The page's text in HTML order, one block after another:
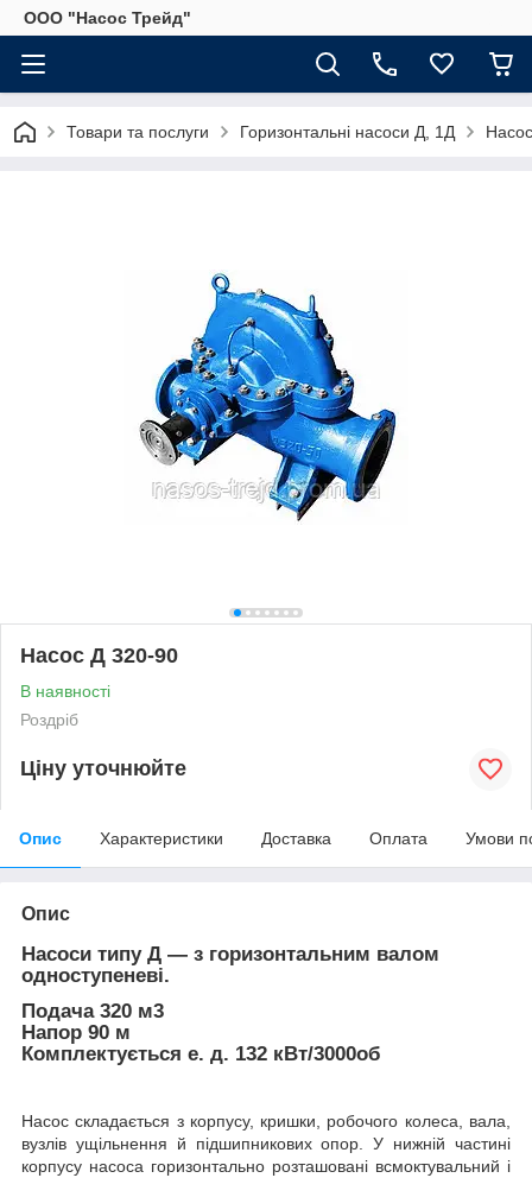
ООО "Насос Трейд"
Товари та послуги Горизонтальні насоси Д, 1Д
Насос Д 320-90
В наявності
Роздріб
Ціну уточнюйте
Опис Характеристики Доставка Оплата Умови
Опис
Насоси типу Д — з горизонтальним валом
одноступеневі.
Подача 320 м3
Напор 90 м
Комплектується е. д. 132 кВт/3000об
Насос складається з корпусу, кришки, робочого колеса, вала,
вузлів ущільнення й підшипникових опор. У нижній частині
корпусу насоса горизонтально розташовані всмоктувальний і